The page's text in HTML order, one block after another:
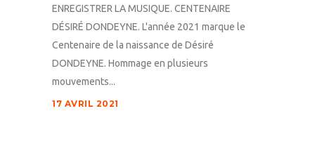
ENREGISTRER LA MUSIQUE. CENTENAIRE
DÉSIRÉ DONDEYNE. L'année 2021 marque le
Centenaire de la naissance de Désiré
DONDEYNE. Hommage en plusieurs
mouvements...
17 AVRIL 2021